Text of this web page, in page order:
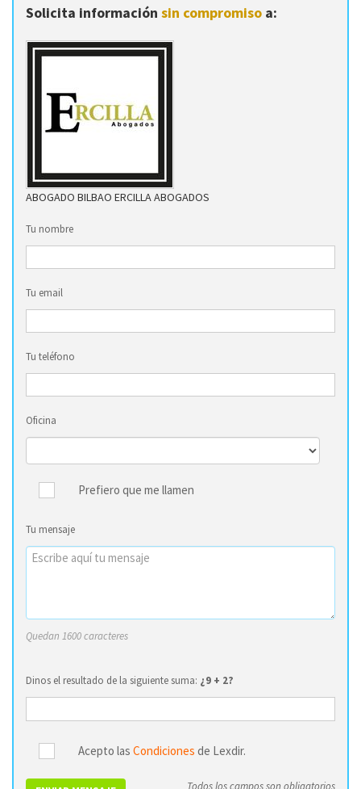
Solicita información sin compromiso a:
ABOGADO BILBAO ERCILLA ABOGADOS
Tu nombre
Tu email
Tu teléfono
Oficina
Prefiero que me llamen
Tu mensaje
Quedan 1600 caracteres
Dinos el resultado de la siguiente suma: ¿9 + 2?
Acepto las Condiciones de Lexdir.